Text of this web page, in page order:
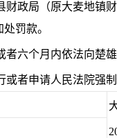
政局（原大麦地镇
罚款。
六个月内依法向楚雄
者申请人民法院强制